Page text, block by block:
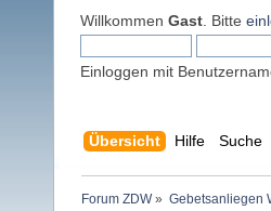
Willkommen Gast . Bitte
Einloggen mit
Übersicht Hilfe Suche
Forum ZDW» Gebetsanliegen